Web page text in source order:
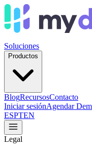
Soluciones
Productos
BlogRecursosContacto
Iniciar sesiónAgendar
ESPTEN
Legal